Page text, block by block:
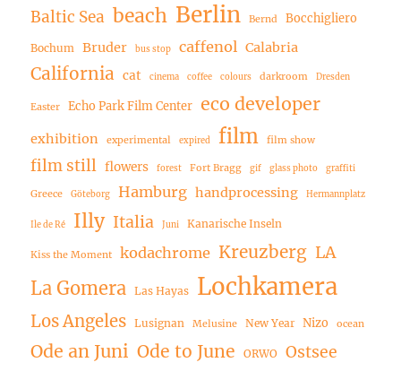
Baltic Sea beach Berlin Bernd Bocchigliero
Bochum Bruder bus stop caffenol Calabria
California cat cinema coffee colours darkroom Dresden
Easter Echo Park Film Center eco developer
exhibition experimental expired film film show
film still flowers forest Fort Bragg gif glass photo graffiti
Greece Göteborg Hamburg handprocessing Hermannplatz
Ile de Ré Illy Italia Juni Kanarische Inseln
Kiss the Moment kodachrome Kreuzberg LA
La Gomera Las Hayas Lochkamera
Los Angeles Lusignan Melusine New Year Nizo ocean
Ode an Juni Ode to June ORWO Ostsee